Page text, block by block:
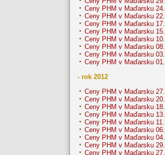
Ceny PHM v Maďarsku
Ceny PHM v Maďarsku
Ceny PHM v Maďarsku
Ceny PHM v Maďarsku
Ceny PHM v Maďarsku
Ceny PHM v Maďarsku
Ceny PHM v Maďarsku
Ceny PHM v Maďarsku
- rok 2012
Ceny PHM v Maďarsku
Ceny PHM v Maďarsku
Ceny PHM v Maďarsku
Ceny PHM v Maďarsku
Ceny PHM v Maďarsku
Ceny PHM v Maďarsku
Ceny PHM v Maďarsku
Ceny PHM v Maďarsku
Ceny PHM v Maďarsku